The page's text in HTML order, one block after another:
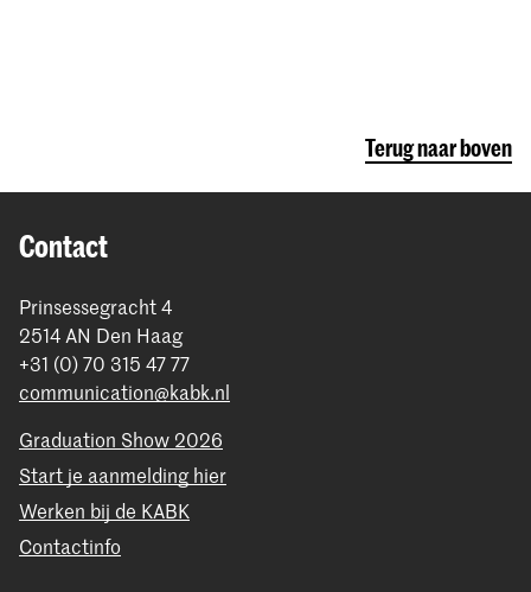
Terug naar boven
Contact
Prinsessegracht 4
2514 AN Den Haag
+31 (0) 70 315 47 77
communication@kabk.nl
Graduation Show 2026
Start je aanmelding hier
Werken bij de KABK
Contactinfo